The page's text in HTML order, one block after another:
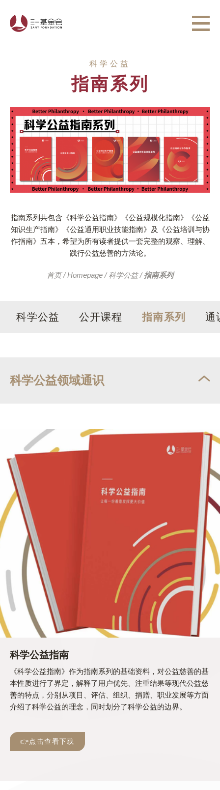
科学公益
指南系列
指南系列共包含《科学公益指南》《公益规模化指南》《公益
知识生产指南》《公益通用职业技能指南》及《公益培训与协
作指南》五本，希望为所有读者提供一套完整的观察、理解、
践行公益慈善的方法论。
首页/Homepage /科学公益/指南系列
科学公益 公开课程 指南系列 通
科学公益领域通识
科学公益指南
《科学公益指南》作为指南系列的基础资料，对公益慈善的基
本性质进行了界定，解释了用户优先、注重结果等现代公益慈
善的特点，分别从项目、评估、组织、捐赠、职业发展等方面
介绍了科学公益的理念，同时划分了科学公益的边界。
👉点击查看下载